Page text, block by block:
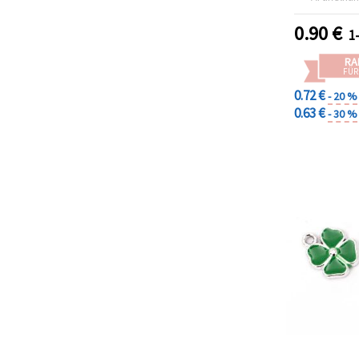
0.90€
0.72 €- 20 %
0.63 €- 30 %